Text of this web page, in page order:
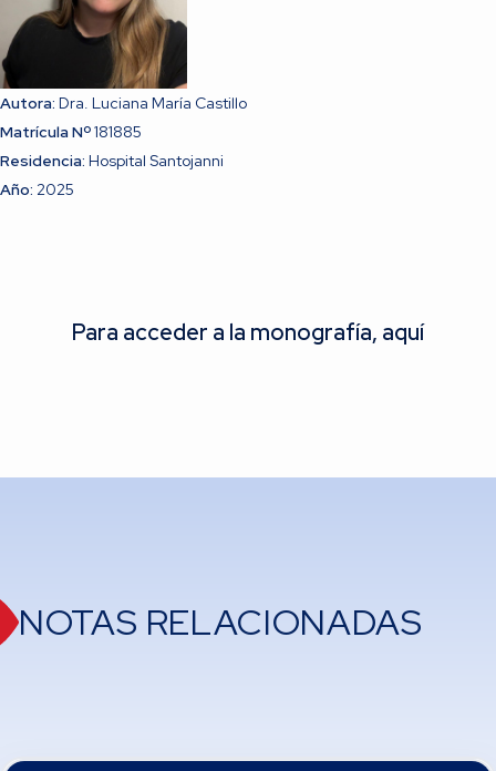
Autora: Dra. Luciana María Castillo
Matrícula Nº181885
Residencia: Hospital Santojanni
Año: 2025
Para acceder a la monografía, aquí
NOTAS RELACIONADAS